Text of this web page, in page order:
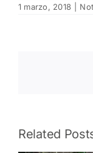
1 marzo, 2018
Related